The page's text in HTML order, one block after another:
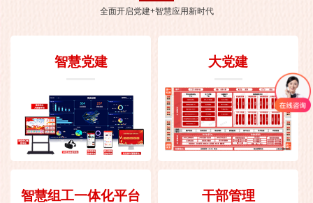
全面开启党建+智慧应用新时代
智慧党建 大党建
智慧组工一体化平台 干部管理